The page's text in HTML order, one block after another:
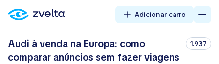
Adicionar carro
Audi à venda na Europa: como
comparar anúncios sem fazer viagens
1.937